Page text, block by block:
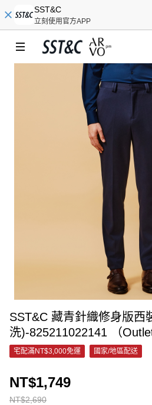
SST&C
立刻使用官方APP
SST&C 藏青針織修身版西
洗)-825211022141 （Outlet
宅配滿NT$3,000免運 國家/地區配送
NT$2,690
NT$1,749